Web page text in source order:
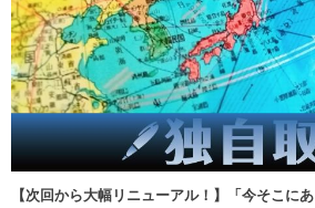
【次回から大幅リニューアル！】「今そこ